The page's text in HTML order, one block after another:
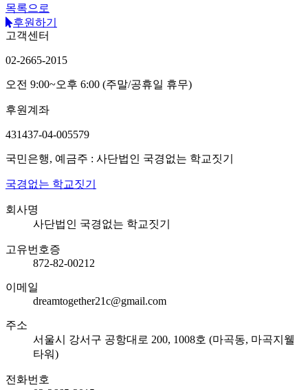
목록으로
후원하기
고객센터
02-2665-2015
오전 9:00~오후 6:00 (주말/공휴일 휴무)
후원계좌
431437-04-005579
국민은행, 예금주 : 사단법인 국경없는 학교짓기
국경없는 학교짓기
회사명
사단법인 국경없는 학교짓기
고유번호증
872-82-00212
이메일
dreamtogether21c@gmail.com
주소
서울시 강서구 공항대로 200, 1008호 (마곡동, 마곡지웰
타워)
전화번호